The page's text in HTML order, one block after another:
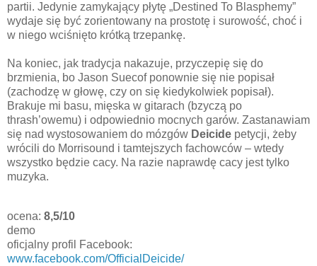
partii. Jedynie zamykający płytę „Destined To Blasphemy”
wydaje się być zorientowany na prostotę i surowość, choć i
w niego wciśnięto krótką trzepankę.
Na koniec, jak tradycja nakazuje, przyczepię się do
brzmienia, bo Jason Suecof ponownie się nie popisał
(zachodzę w głowę, czy on się kiedykolwiek popisał).
Brakuje mi basu, mięska w gitarach (bzyczą po
thrash’owemu) i odpowiednio mocnych garów. Zastanawiam
się nad wystosowaniem do mózgów Deicide petycji, żeby
wrócili do Morrisound i tamtejszych fachowców – wtedy
wszystko będzie cacy. Na razie naprawdę cacy jest tylko
muzyka.
ocena: 8,5/10
demo
oficjalny profil Facebook:
www.facebook.com/OfficialDeicide/